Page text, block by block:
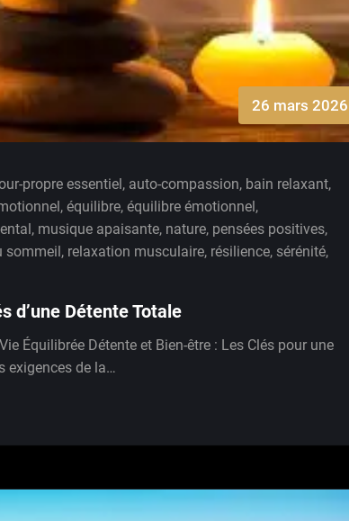
26 mars 2026
propre essentiel , auto-compassion, bain relaxant,
, équilibre, équilibre émotionnel ,
, musique apaisante, nature, pensées positives,
sommeil , relaxation musculaire, résilience, sérénité,
d’une Détente Totale
Équilibrée Détente et Bien-être : Les Clés pour une
exigences de la…